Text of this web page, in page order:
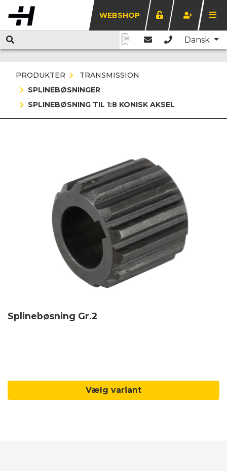
WEBSHOP
Dansk
PRODUKTER
TRANSMISSION
SPLINEBØSNINGER
SPLINEBØSNING TIL 1:8 KONISK AKSEL
Splinebøsning Gr.2
Vælg variant